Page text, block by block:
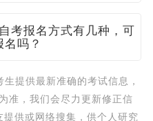
考报名方式有几种，可
名吗？
提供最新准确的考试信息，
准，我们会尽力更新修正信
供或网络搜集，供个人研究